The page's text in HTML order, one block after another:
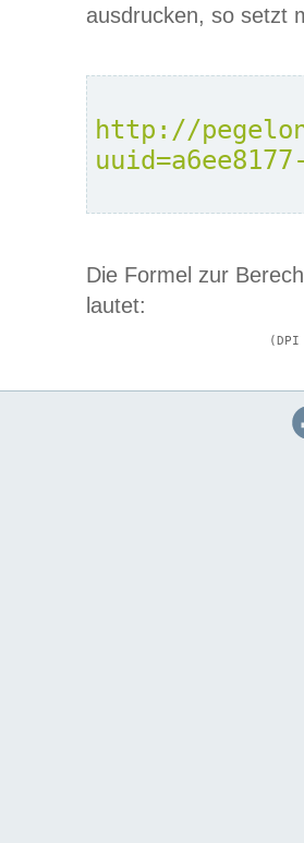
ausdrucken, so setzt
http://
Die Formel zur
lautet: